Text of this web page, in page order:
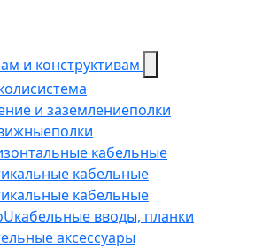
и конструктивам
cистема
и заземлениеполки
полки
кабельные
кабельные
кабельные
кабельные вводы, планки
аксессуары